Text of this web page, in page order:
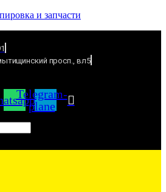
и запчасти
просп., вл5
Telegram-
plane